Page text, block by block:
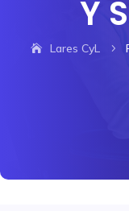
Y
Lares CyL 5